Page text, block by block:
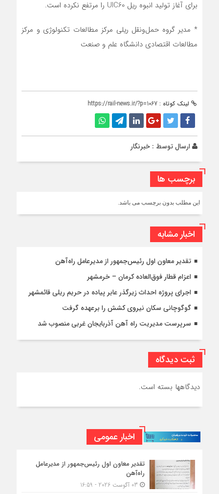
برای آغاز تولید انبوه ریل UIC60 را مرتفع نکرده است.
* مدیر گروه حمل‌ونقل ریلی مرکز مطالعات تکنولوژی و مرکز
مطالعات اقتصادی دانشگاه علم و صنعت
لینک کوتاه : https://rail-news.ir/?p=1067
ارسال توسط : خبرنگار
برچسب ها
این مطلب بدون برچسب می باشد.
اخبار مشابه
تقدیر معاون اول رئیس‌جمهور از مدیرعامل راه‌آهن
اعزام قطار فوق‌العاده کرمان – خرمشهر
اجرای پروژه احداث زیرگذر عابر پیاده در حریم ریلی قائمشهر
گوگوچانی سکان نیروی کشش را برعهده گرفت
سرپرست مدیریت راه آهن آذربایجان غربی منصوب شد
ثبت دیدگاه
دیدگاهها بسته است.
اخبار عمومی
تقدیر معاون اول رئیس‌جمهور از مدیرعامل
راه‌آهن